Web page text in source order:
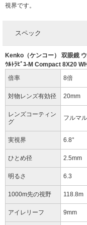
視界です。
スペック
Kenko（ケンコー） 双眼鏡
ｳﾙﾄﾗﾋﾞﾕ-M Compact 8X20
倍率
8倍
対物レンズ有効径 20mm
レンズコーティン
グ
フルマ
実視界 6.8°
ひとめ径 2.5mm
明るさ 6.3
1000m先の視野 118.8m
アイレリーフ 9mm